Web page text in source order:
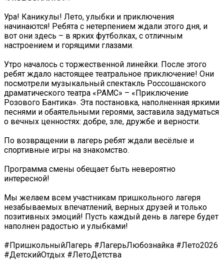
Ура! Каникулы! Лето, улыбки и приключения
начинаются! Ребята с нетерпением ждали этого дня, и
вот они здесь – в ярких футболках, с отличным
настроением и горящими глазами.
Утро началось с торжественной линейки. После этого
ребят ждало настоящее театральное приключение! Они
посмотрели музыкальный спектакль Россошанского
драматического театра «РАМС» – «Приключение
Розового Бантика». Эта постановка, наполненная яркими
песнями и обаятельными героями, заставила задуматься
о вечных ценностях: добре, зле, дружбе и верности.
По возвращении в лагерь ребят ждали весёлые и
спортивные игры на знакомство.
Программа смены обещает быть невероятно
интересной!
Мы желаем всем участникам пришкольного лагеря
незабываемых впечатлений, верных друзей и только
позитивных эмоций! Пусть каждый день в лагере будет
наполнен радостью и улыбками!
#ПришкольныйЛагерь #ЛагерьЛюбознайка #Лето2026
#ДетскийОтдых #ЛетоДетства